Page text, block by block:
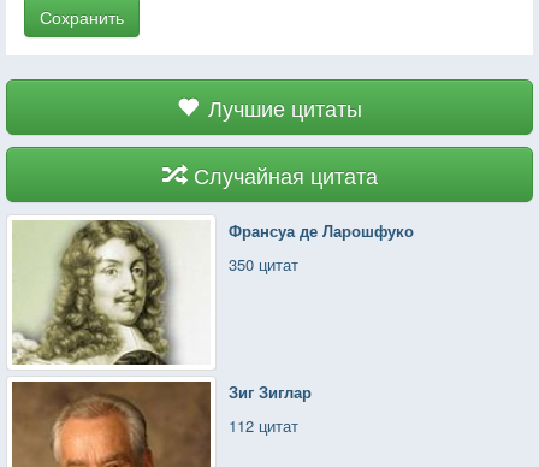
Сохранить
Лучшие цитаты
Случайная цитата
Франсуа де Ларошфуко
350 цитат
Зиг Зиглар
112 цитат